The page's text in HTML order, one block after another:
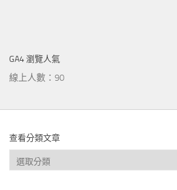
GA4 瀏覽人氣
線上人數：90
查看分類文章
查
看